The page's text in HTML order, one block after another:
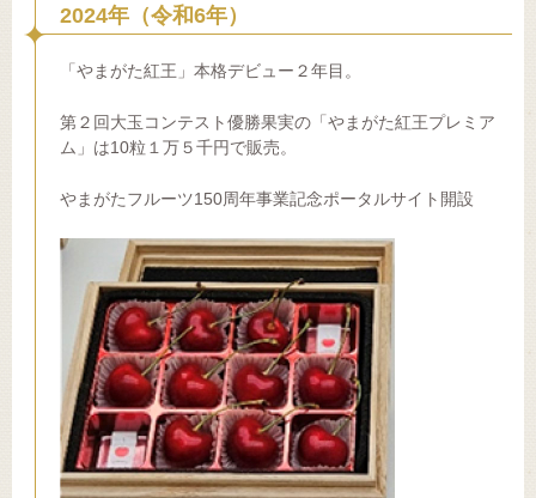
2024年（令和6年）
「やまがた紅王」本格デビュー２年目。
第２回大玉コンテスト優勝果実の「やまがた紅王プレミア
ム」は10粒１万５千円で販売。
やまがたフルーツ150周年事業記念ポータルサイト開設